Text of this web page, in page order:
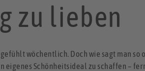
zu lieben
wöchentlich. Doch wie sagt man so
eigenes Schönheitsideal zu schaffen –